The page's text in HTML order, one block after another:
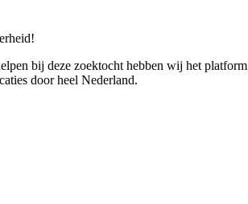
bij deze zoektocht hebben wij het platform
door heel Nederland.